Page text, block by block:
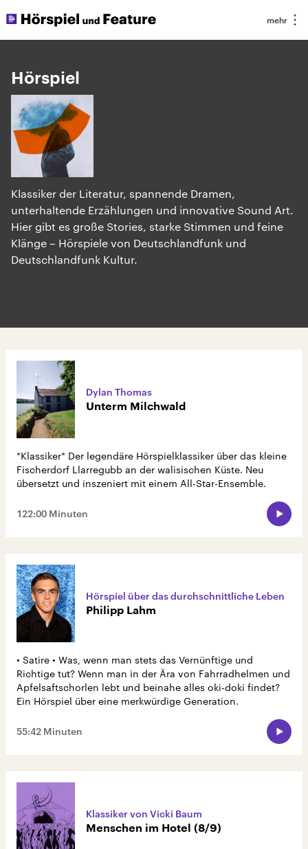
Hörspiel
Klassiker der Literatur, spannende Dramen,
unterhaltende Erzählungen und innovative Sound Art.
Hier gibt es große Stories, starke Stimmen und feine
Klänge – Hörspiele von Deutschlandfunk und
Deutschlandfunk Kultur.
Dylan Thomas
Unterm Milchwald
*Klassiker* Der legendäre Hörspielklassiker über das kleine
Fischerdorf Llarregubb an der walisischen Küste. Neu
übersetzt und inszeniert mit einem All-Star-Ensemble.
122:00 Minuten
Hörspiel über das durchschnittliche Leben
Philipp Lahm
• Satire • Was, wenn man stets das Vernünftige und
Richtige tut? Wenn man in der Ära von Fahrradhelmen und
Apfelsaftschorlen lebt und beinahe alles oki-doki findet?
Ein Hörspiel über eine merkwürdige Generation.
55:42 Minuten
Klassiker von Vicki Baum
Menschen im Hotel (8/9)